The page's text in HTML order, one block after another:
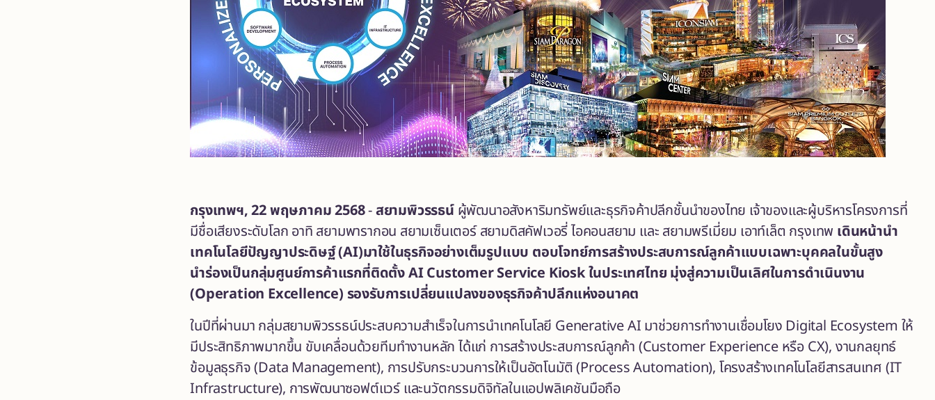
กรุงเทพฯ, 22 พฤษภาคม 2568-สยามพิวรรธน์ผู้พัฒนาอสังหาริมทรัพย์และธุรกิจค้าปลีกชั้นนำของไทย เจ้าของและผู้บริหารโครงการที่
มีชื่อเสียงระดับโลก อาทิ สยามพารากอน สยามเซ็นเตอร์ สยามดิสคัฟเวอรี่ ไอคอนสยาม และ สยามพรีเมี่ยม เอาท์เล็ต กรุงเทพ เดินหน้านำ
เทคโนโลยีปัญญาประดิษฐ์ (AI)มาใช้ในธุรกิจอย่างเต็มรูปแบบ ตอบโจทย์การสร้างประสบการณ์ลูกค้าแบบเฉพาะบุคคลในขั้นสูง
นำร่องเป็นกลุ่มศูนย์การค้าแรกที่ติดตั้งAI Customer Service Kioskในประเทศไทย มุ่งสู่ความเป็นเลิศในการดำเนินงาน
(Operation Excellence) รองรับการเปลี่ยนแปลงของธุรกิจค้าปลีกแห่งอนาคต
ในปีที่ผ่านมา กลุ่มสยามพิวรรธน์ประสบความสำเร็จในการนำเทคโนโลยี Generative AI มาช่วยการทำงานเชื่อมโยง Digital Ecosystem ให้
มีประสิทธิภาพมากขึ้น ขับเคลื่อนด้วยทีมทำงานหลัก ได้แก่ การสร้างประสบการณ์ลูกค้า (Customer Experience หรือ CX), งานกลยุทธ์
ข้อมูลธุรกิจ (Data Management), การปรับกระบวนการให้เป็นอัตโนมัติ (Process Automation), โครงสร้างเทคโนโลยีสารสนเทศ (IT
Infrastructure), การพัฒนาซอฟต์แวร์ และนวัตกรรมดิจิทัลในแอปพลิเคชันมือถือ